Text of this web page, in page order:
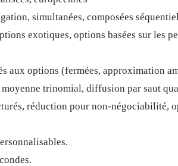
simultanées, composées
exotiques, options basées sur les
aux options (fermées, approximation
trinomial, diffusion par saut
réduction pour non-négociabilité,